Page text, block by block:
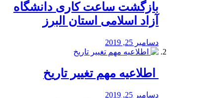
بازگشت ساعت کاری دانشگاه
آزاد اسلامی استان البرز
دسامبر 25, 2019
️ اطلاعیه مهم تغییر تاریخ
دسامبر 25, 2019